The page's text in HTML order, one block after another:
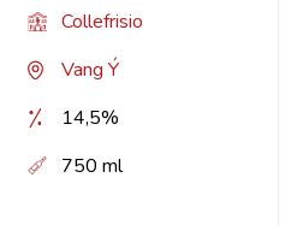
Collefrisio
Vang Ý
14,5%
750 ml